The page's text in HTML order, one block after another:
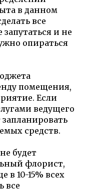
в данном
все
и не
опираться
помещения,
Если
ведущего
средств.
будет
флорист,
в 10-15% всех
все